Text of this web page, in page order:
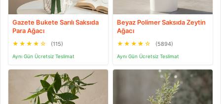
Gazete Bukete Sarılı Saksıda
Para Ağacı
★ ★ ★ ★ ☆ (115)
Aynı Gün Ücretsiz Teslimat
Beyaz Polimer Saksıda Zeytin
Ağacı
★ ★ ★ ★ ☆ (5894)
Aynı Gün Ücretsiz Teslimat